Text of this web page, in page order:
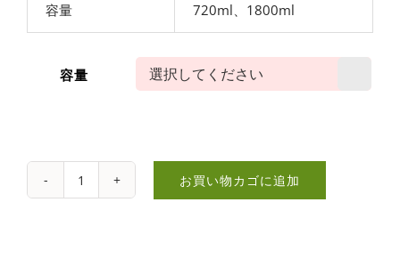
容量 720ml、1800ml
容量
お買い物カゴに追加